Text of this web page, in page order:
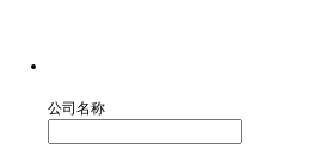
公司名称